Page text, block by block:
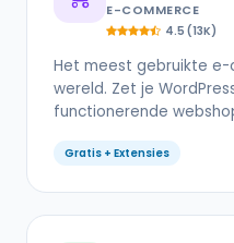
E-COMMERCE
4.5 (13K)
Het meest gebruikte
wereld. Zet je
functionerende
Gratis + Extensies